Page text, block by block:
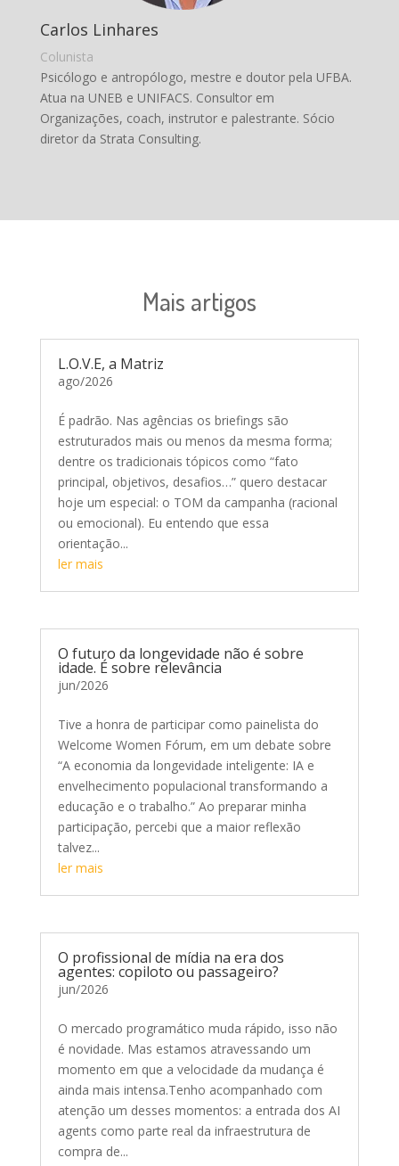
Carlos Linhares
Colunista
Psicólogo e antropólogo, mestre e doutor pela UFBA.
Atua na UNEB e UNIFACS. Consultor em
Organizações, coach, instrutor e palestrante. Sócio
diretor da Strata Consulting.
Mais artigos
L.O.V.E, a Matriz
ago/2026
É padrão. Nas agências os briefings são
estruturados mais ou menos da mesma forma;
dentre os tradicionais tópicos como “fato
principal, objetivos, desafios…” quero destacar
hoje um especial: o TOM da campanha (racional
ou emocional). Eu entendo que essa
orientação...
ler mais
O futuro da longevidade não é sobre
idade. É sobre relevância
jun/2026
Tive a honra de participar como painelista do
Welcome Women Fórum, em um debate sobre
“A economia da longevidade inteligente: IA e
envelhecimento populacional transformando a
educação e o trabalho.” Ao preparar minha
participação, percebi que a maior reflexão
talvez...
ler mais
O profissional de mídia na era dos
agentes: copiloto ou passageiro?
jun/2026
O mercado programático muda rápido, isso não
é novidade. Mas estamos atravessando um
momento em que a velocidade da mudança é
ainda mais intensa.Tenho acompanhado com
atenção um desses momentos: a entrada dos AI
agents como parte real da infraestrutura de
compra de...